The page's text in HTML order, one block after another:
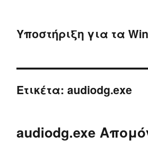
Υποστήριξη για τα
Ετικέτα:audiodg.exe
audiodg.exe